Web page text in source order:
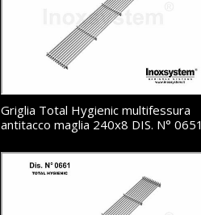
Griglia Total Hygienic multifessura
antitacco maglia 240x8 DIS. N° 0651